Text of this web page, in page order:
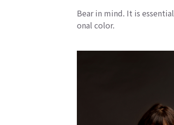
Bear in mind. It is
onal color.